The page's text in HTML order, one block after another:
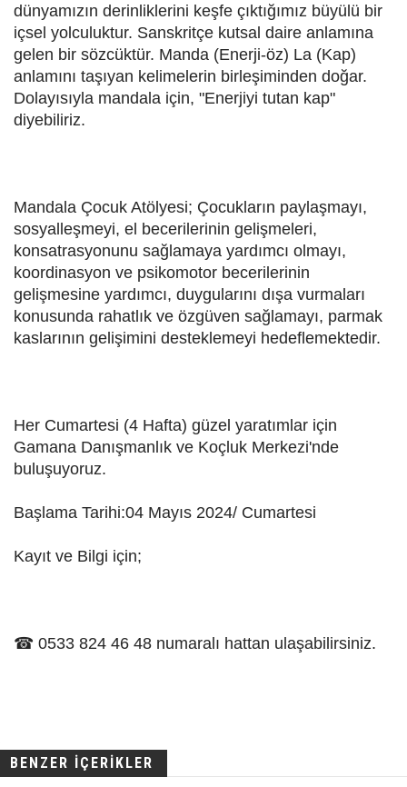
dünyamızın derinliklerini keşfe çıktığımız büyülü bir
içsel yolculuktur. Sanskritçe kutsal daire anlamına
gelen bir sözcüktür. Manda (Enerji-öz) La (Kap)
anlamını taşıyan kelimelerin birleşiminden doğar.
Dolayısıyla mandala için, "Enerjiyi tutan kap"
diyebiliriz.
Mandala Çocuk Atölyesi; Çocukların paylaşmayı,
sosyalleşmeyi, el becerilerinin gelişmeleri,
konsatrasyonunu sağlamaya yardımcı olmayı,
koordinasyon ve psikomotor becerilerinin
gelişmesine yardımcı, duygularını dışa vurmaları
konusunda rahatlık ve özgüven sağlamayı, parmak
kaslarının gelişimini desteklemeyi hedeflemektedir.
Her Cumartesi (4 Hafta) güzel yaratımlar için
Gamana Danışmanlık ve Koçluk Merkezi'nde
buluşuyoruz.
Başlama Tarihi:04 Mayıs 2024/ Cumartesi
Kayıt ve Bilgi için;
☎ 0533 824 46 48 numaralı hattan ulaşabilirsiniz.
BENZER İÇERİKLER